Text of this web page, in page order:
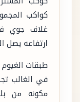
كواكب
غلاف جوي
ارتفاعه يصل الى
طبقات الغيوم
في الغالب
مكونه من